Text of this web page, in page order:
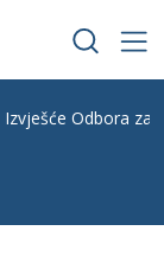
Izvješće Odbora za